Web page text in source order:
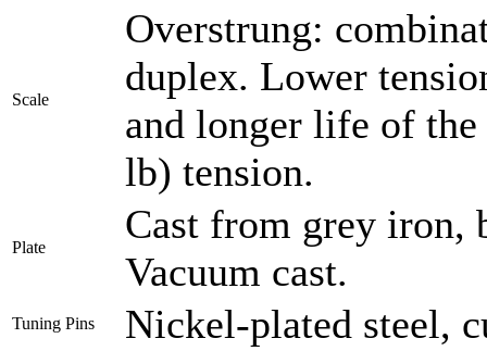
Scale
Overstrung:
duplex. Lower
and longer life of
lb) tension.
Plate
Cast from grey iron,
Vacuum cast.
Tuning Pins Nickel-plated steel,